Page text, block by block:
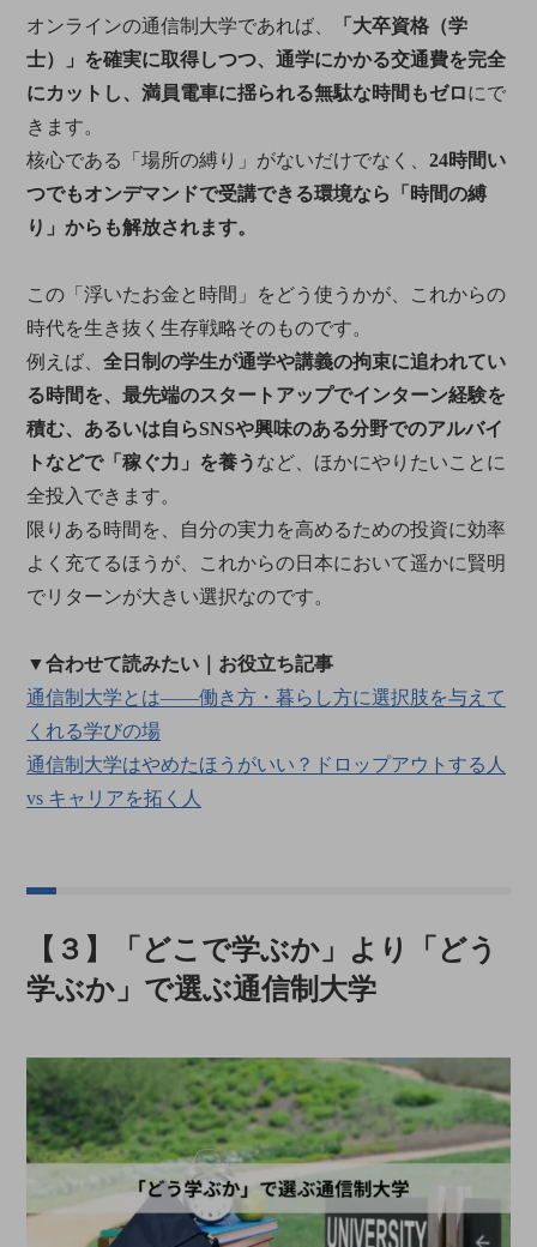
オンラインの通信制大学であれば、
「大卒資格（学
士）」を確実に取得しつつ、通学にかかる交通費を完全
にカットし、満員電車に揺られる無駄な時間もゼロにで
きます。
核心である「場所の縛り」がないだけでなく、24時間い
つでもオンデマンドで受講できる環境なら「時間の縛
り」からも解放されます。
この「浮いたお金と時間」をどう使うかが、これからの
時代を生き抜く生存戦略そのものです。
例えば、全日制の学生が通学や講義の拘束に追われてい
る時間を、最先端のスタートアップでインターン経験を
積む、あるいは自らSNSや興味のある分野でのアルバイ
トなどで「稼ぐ力」を養う など、ほかにやりたいことに
全投入できます。
限りある時間を、自分の実力を高めるための投資に効率
よく充てるほうが、これからの日本において遥かに賢明
でリターンが大きい選択なのです。
▼合わせて読みたい｜お役立ち記事
通信制大学とは――働き方・暮らし方に選択肢を与えて
くれる学びの場
通信制大学はやめたほうがいい？ドロップアウトする人
vs キャリアを拓く人
【３】「どこで学ぶか」より「どう
学ぶか」で選ぶ通信制大学